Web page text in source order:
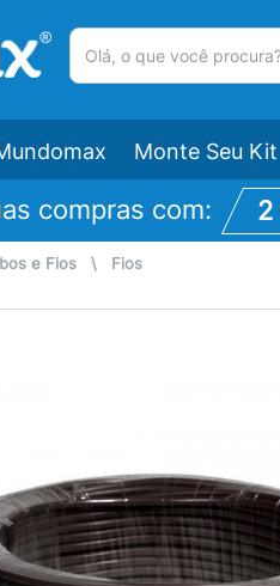
Monte Seu Kit
compras com: 2
e Fios \ Fios